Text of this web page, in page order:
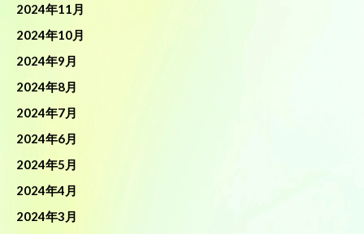
2024年11月
2024年10月
2024年9月
2024年8月
2024年7月
2024年6月
2024年5月
2024年4月
2024年3月